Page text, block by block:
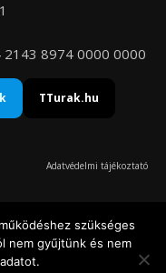
2143 8974 0000 0000
TTurak.hu
Adatvédelmi tájékoztató
2020-2026
szükséges
nem gyűjtünk és nem